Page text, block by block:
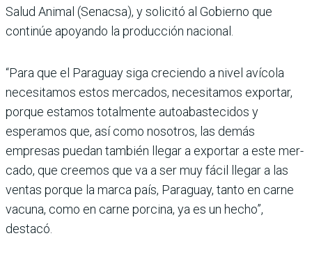
Salud Animal (Senacsa), y solicitó al Gobierno que
continúe apo­yando la producción nacional.
“Para que el Paraguay siga cre­ciendo a nivel avícola
necesi­tamos estos mercados, nece­sitamos exportar,
porque estamos totalmente autoa­bastecidos y
esperamos que, así como nosotros, las demás
empresas puedan también llegar a exportar a este mer­
cado, que creemos que va a ser muy fácil llegar a las
ven­tas porque la marca país, Para­guay, tanto en carne
vacuna, como en carne porcina, ya es un hecho”,
destacó.